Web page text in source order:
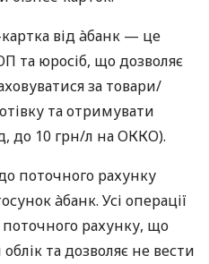
від àбанк — це
та юросіб, що дозволяє
за товари/
та отримувати
до 10 грн/л на ОККО).
поточного рахунку
àбанк. Усі операції
рахунку, що
та дозволяє не вести